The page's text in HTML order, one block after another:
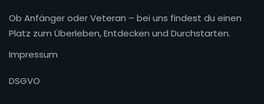
Ob Anfänger oder Veteran – bei uns findest du einen
Platz zum Überleben, Entdecken und Durchstarten.
Impressum
DSGVO